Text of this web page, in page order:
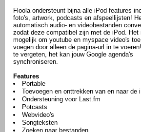
Floola ondersteunt bijna alle iPod features
foto's, artwork, podcasts en afspeellijsten!
automatisch audio- en videobestanden
zodat deze compatibel zijn met de iPod. Het
mogelijk om youtube en myspace video's
voegen door alleen de pagina-url in te
te vergeten, het kan jouw Google agenda's
synchroniseren.
Features
Portable
Toevoegen en onttrekken van en naar de
Ondersteuning voor Last.fm
Potcasts
Webvideo's
Songteksten
Zoeken naar bestanden